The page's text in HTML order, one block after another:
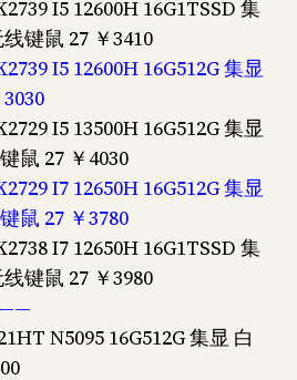
I5 12600H 16G1TSSD 集
键鼠 27 ￥3410
I5 12600H 16G512G 集显
I5 13500H 16G512G 集显
鼠 27 ￥4030
I7 12650H 16G512G 集显
鼠 27 ￥3780
I7 12650H 16G1TSSD 集
键鼠 27 ￥3980
N5095 16G512G 集显 白